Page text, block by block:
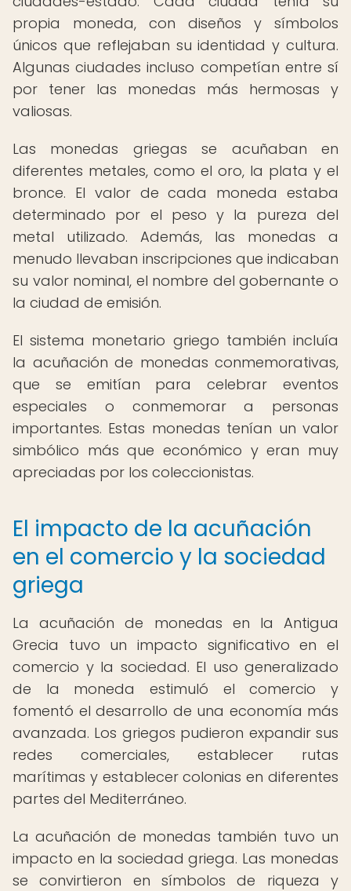
propia moneda, con diseños y símbolos
únicos que reflejaban su identidad y cultura.
Algunas ciudades incluso competían entre sí
por tener las monedas más hermosas y
valiosas.
Las monedas griegas se acuñaban en
diferentes metales, como el oro, la plata y el
bronce. El valor de cada moneda estaba
determinado por el peso y la pureza del
metal utilizado. Además, las monedas a
menudo llevaban inscripciones que indicaban
su valor nominal, el nombre del gobernante o
la ciudad de emisión.
El sistema monetario griego también incluía
la acuñación de monedas conmemorativas,
que se emitían para celebrar eventos
especiales o conmemorar a personas
importantes. Estas monedas tenían un valor
simbólico más que económico y eran muy
apreciadas por los coleccionistas.
El impacto de la acuñación
en el comercio y la sociedad
griega
La acuñación de monedas en la Antigua
Grecia tuvo un impacto significativo en el
comercio y la sociedad. El uso generalizado
de la moneda estimuló el comercio y
fomentó el desarrollo de una economía más
avanzada. Los griegos pudieron expandir sus
redes comerciales, establecer rutas
marítimas y establecer colonias en diferentes
partes del Mediterráneo.
La acuñación de monedas también tuvo un
impacto en la sociedad griega. Las monedas
se convirtieron en símbolos de riqueza y